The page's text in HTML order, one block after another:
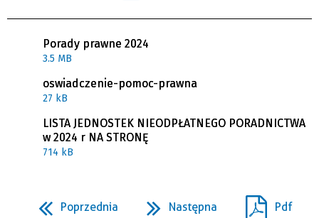
Porady prawne 2024
3.5 MB
oswiadczenie-pomoc-prawna
27 kB
LISTA JEDNOSTEK NIEODPŁATNEGO PORADNICTWA
w 2024 r NA STRONĘ
714 kB
Poprzednia Następna Pdf